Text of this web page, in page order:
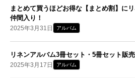
まとめて買うほどお得な【まとめ割】に
仲間入り！
2025年3月31日 アルバム
リネンアルバム3冊セット・5冊セット販
2025年3月17日 アルバム